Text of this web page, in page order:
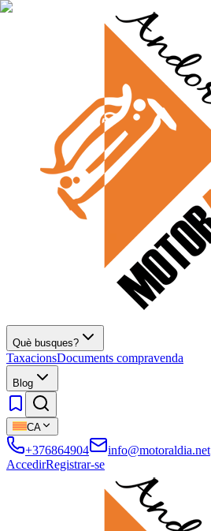
Què busques?
TaxacionsDocuments compravenda
Blog
CA
+376864904
info@motoraldia.net
AccedirRegistrar-se